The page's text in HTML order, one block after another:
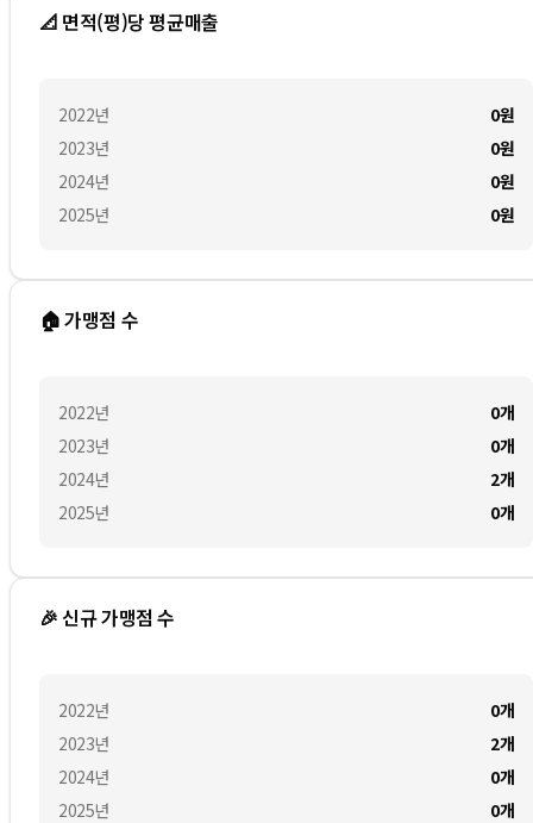
📐 면적(평)당 평균매출
2022년
2023년
2024년
2025년
0원
0원
0원
0원
🏠 가맹점 수
2022년
2023년
2024년
2025년
0개
0개
2개
0개
🎉 신규 가맹점 수
2022년
2023년
2024년
2025년
0개
2개
0개
0개